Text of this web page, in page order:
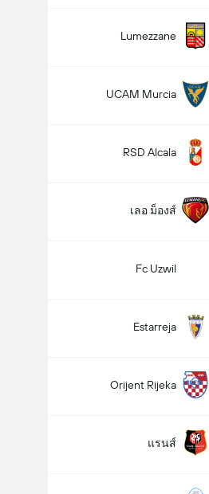
Lumezzane
UCAM Murcia
RSD Alcala
เลอ ม็องส์
Fc Uzwil
Estarreja
Orijent Rijeka
แรนส์